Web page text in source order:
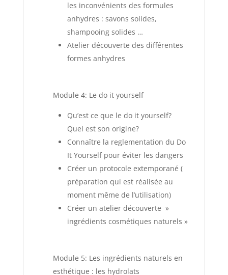
les inconvénients des formules
anhydres : savons solides,
shampooing solides …
Atelier découverte des différentes
formes anhydres
Module 4: Le do it yourself
Qu’est ce que le do it yourself?
Quel est son origine?
Connaître la reglementation du Do
It Yourself pour éviter les dangers
Créer un protocole extemporané (
préparation qui est réalisée au
moment même de l’utilisation)
Créer un atelier découverte »
ingrédients cosmétiques naturels »
Module 5: Les ingrédients naturels en
esthétique : les hydrolats